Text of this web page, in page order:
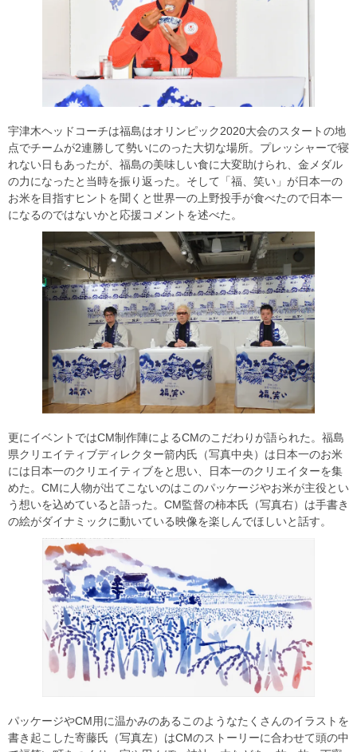
宇津木ヘッドコーチは福島はオリンピック2020大会のスタートの地
点でチームが2連勝して勢いにのった大切な場所。プレッシャーで寝
れない日もあったが、福島の美味しい食に大変助けられ、金メダル
の力になったと当時を振り返った。そして「福、笑い」が日本一の
お米を目指すヒントを聞くと世界一の上野投手が食べたので日本一
になるのではないかと応援コメントを述べた。
更にイベントではCM制作陣によるCMのこだわりが語られた。福島
県クリエイティブディレクター箭内氏（写真中央）は日本一のお米
には日本一のクリエイティブをと思い、日本一のクリエイターを集
めた。CMに人物が出てこないのはこのパッケージやお米が主役とい
う想いを込めていると語った。CM監督の柿本氏（写真右）は手書き
の絵がダイナミックに動いている映像を楽しんでほしいと話す。
パッケージやCM用に温かみのあるこのようなたくさんのイラストを
書き起こした寄藤氏（写真左）はCMのストーリーに合わせて頭の中